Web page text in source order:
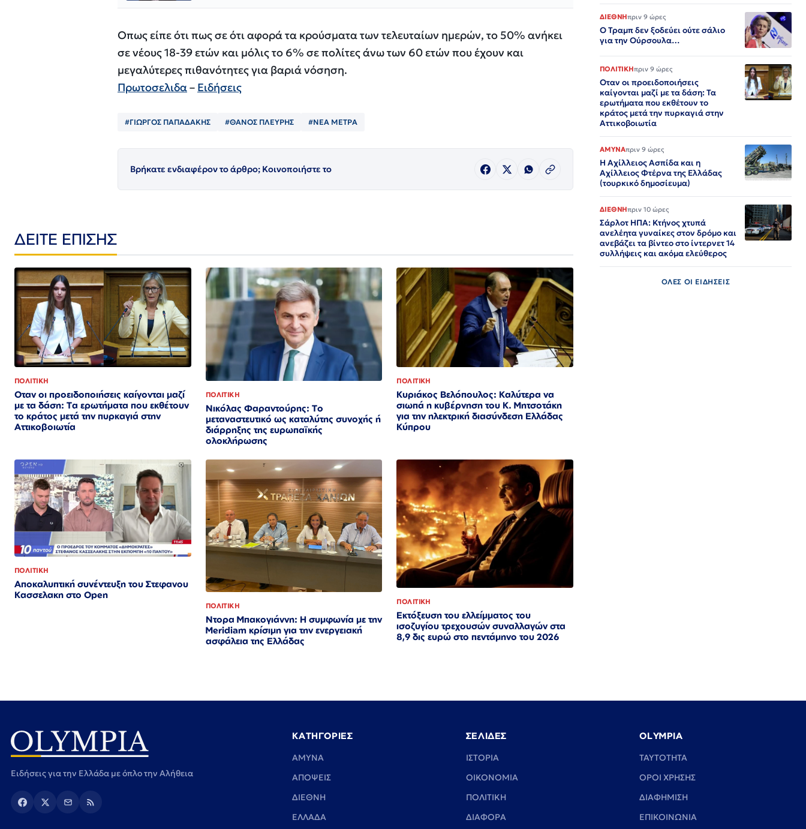
Οπως είπε ότι πως σε ότι αφορά τα κρούσματα των τελευταίων ημερών, το 50% ανήκει
σε νέους 18-39 ετών και μόλις το 6% σε πολίτες άνω των 60 ετών που έχουν και
μεγαλύτερες πιθανότητες για βαριά νόσηση.
Πρωτοσελιδα– Ειδήσεις
#ΓΙΩΡΓΟΣ ΠΑΠΑΔΑΚΗΣ #ΘΑΝΟΣ ΠΛΕΥΡΗΣ #ΝΕΑ ΜΕΤΡΑ
Βρήκατε ενδιαφέρον το άρθρο; Κοινοποιήστε το
ΔΕΙΤΕ ΕΠΙΣΗΣ
ΠΟΛΙΤΙΚΗ
Οταν οι προειδοποιήσεις καίγονται μαζί
με τα δάση: Τα ερωτήματα που εκθέτουν
το κράτος μετά την πυρκαγιά στην
Αττικοβοιωτία
ΠΟΛΙΤΙΚΗ
Νικόλας Φαραντούρης: Το
μεταναστευτικό ως καταλύτης συνοχής ή
διάρρηξης της ευρωπαϊκής
ολοκλήρωσης
ΠΟΛΙΤΙΚΗ
Κυριάκος Βελόπουλος: Καλύτερα να
σιωπά η κυβέρνηση του Κ. Μητσοτάκη
για την ηλεκτρική διασύνδεση Ελλάδας
Κύπρου
ΠΟΛΙΤΙΚΗ
Αποκαλυπτική συνέντευξη του Στεφανου
Κασσελακη στο Open
ΠΟΛΙΤΙΚΗ
Ντορα Μπακογιάννη: Η συμφωνία με την
Meridiam κρίσιμη για την ενεργειακή
ασφάλεια της Ελλάδας
ΠΟΛΙΤΙΚΗ
Εκτόξευση του ελλείμματος του
ισοζυγίου τρεχουσών συναλλαγών στα
8,9 δις ευρώ στο πεντάμηνο του 2026
ΔΙΕΘΝΗπριν 9 ώρες
Ο Τραμπ δεν ξοδεύει ούτε σάλιο
για την Ούρσουλα…
ΠΟΛΙΤΙΚΗπριν 9 ώρες
Οταν οι προειδοποιήσεις
καίγονται μαζί με τα δάση: Τα
ερωτήματα που εκθέτουν το
κράτος μετά την πυρκαγιά στην
Αττικοβοιωτία
ΑΜΥΝΑπριν 9 ώρες
Η Αχίλλειος Ασπίδα και η
Αχίλλειος Φτέρνα της Ελλάδας
(τουρκικό δημοσίευμα)
ΔΙΕΘΝΗπριν 10 ώρες
Σάρλοτ ΗΠΑ: Κτήνος χτυπά
ανελέητα γυναίκες στον δρόμο και
ανεβάζει τα βίντεο στο ίντερνετ 14
συλλήψεις και ακόμα ελεύθερος​​​​​​​​​​​​​​​​​​​​​​​​​​​​​​​​​​​​​​​​​​​​​​​​​​
ΟΛΕΣ ΟΙ ΕΙΔΗΣΕΙΣ
Ειδήσεις για την Ελλάδα με όπλο την Αλήθεια
ΚΑΤΗΓΟΡΙΕΣ
ΑΜΥΝΑ
ΑΠΟΨΕΙΣ
ΔΙΕΘΝΗ
ΕΛΛΑΔΑ
ΣΕΛΙΔΕΣ
ΙΣΤΟΡΙΑ
ΟΙΚΟΝΟΜΙΑ
ΠΟΛΙΤΙΚΗ
ΔΙΑΦΟΡΑ
OLYMPIA
TAYTOTHTA
ΟΡΟΙ ΧΡΗΣΗΣ
ΔΙΑΦΗΜΙΣΗ
ΕΠΙΚΟΙΝΩΝΙΑ